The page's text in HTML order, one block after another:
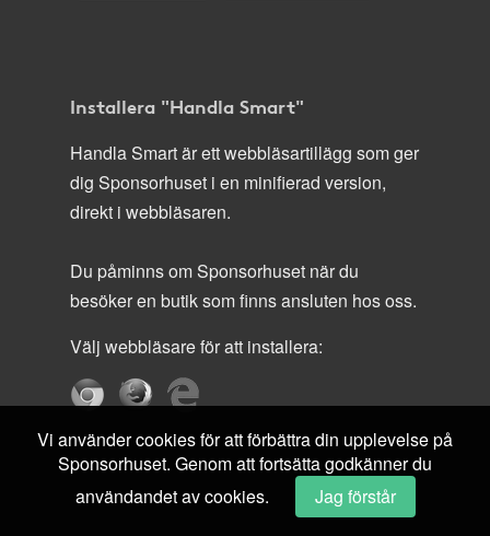
Installera "Handla Smart"
Handla Smart är ett webbläsartillägg som ger
dig Sponsorhuset i en minifierad version,
direkt i webbläsaren.
Du påminns om Sponsorhuset när du
besöker en butik som finns ansluten hos oss.
Välj webbläsare för att installera:
Vi använder cookies för att förbättra din upplevelse på
Sponsorhuset. Genom att fortsätta godkänner du
användandet av cookies.
Jag förstår